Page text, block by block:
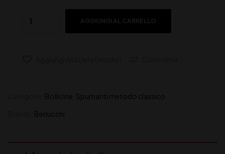
AGGIUNGI AL CARRELLO
Bollicine Spumanti metodo classico
Berlucchi